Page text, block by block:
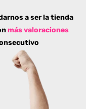
a ser la tienda
más valoraciones